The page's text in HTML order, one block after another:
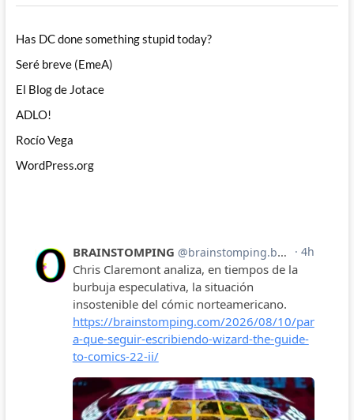
Has DC done something stupid today?
Seré breve (EmeA)
El Blog de Jotace
ADLO!
Rocío Vega
WordPress.org